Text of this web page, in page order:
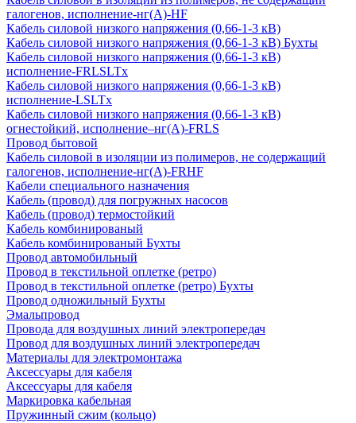
галогенов, исполнение-нг(А)-HF
Кабель силовой низкого напряжения (0,66-1-3 кВ)
Кабель силовой низкого напряжения (0,66-1-3 кВ) Бухты
Кабель силовой низкого напряжения (0,66-1-3 кВ)
исполнение-FRLSLTx
Кабель силовой низкого напряжения (0,66-1-3 кВ)
исполнение-LSLTx
Кабель силовой низкого напряжения (0,66-1-3 кВ)
огнестойкий, исполнение–нг(А)-FRLS
Провод бытовой
Кабель силовой в изоляции из полимеров, не содержащий
галогенов, исполнение-нг(А)-FRHF
Кабели специального назначения
Кабель (провод) для погружных насосов
Кабель (провод) термостойкий
Кабель комбинированый
Кабель комбинированый Бухты
Провод автомобильный
Провод в текстильной оплетке (ретро)
Провод в текстильной оплетке (ретро) Бухты
Провод одножильный Бухты
Эмальпровод
Провода для воздушных линий электропередач
Провод для воздушных линий электропередач
Материалы для электромонтажа
Аксессуары для кабеля
Аксессуары для кабеля
Маркировка кабельная
Пружинный сжим (кольцо)